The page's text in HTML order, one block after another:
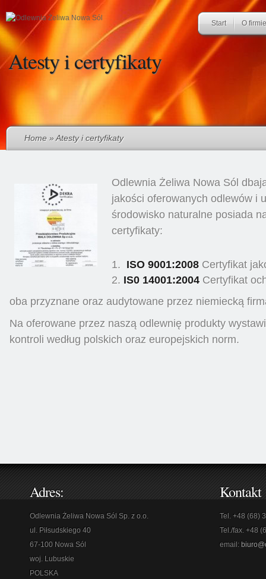
Start O firmie
Atesty i certyfikaty
Home » Atesty i certyfikaty
Odlewnia Żeliwa Nowa Sól
jakości oferowanych odlewów i
środowisko naturalne posiada
certyfikaty:
ISO 9001:2008Certyfikat
IS0 14001:2004Certyfikat
oba przyznane oraz audytowane przez niemiecką
Na oferowane przez naszą odlewnię produkty
kontroli według polskich oraz europejskich norm.
Adres:
Odlewnia Żeliwa Nowa Sól Sp. z o.o.
ul. Piłsudskiego 40
67-100 Nowa Sól
woj. Lubuskie
POLSKA
Kontakt
Tel. +48 (68)
Tel./fax. +48
email: